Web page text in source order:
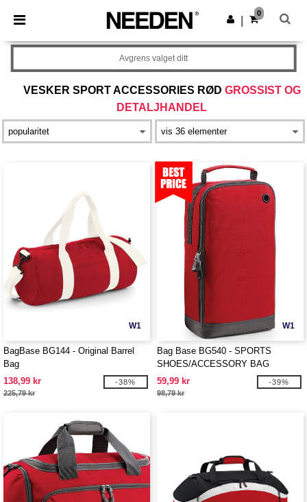
× Needen-app
Bedre priser i appen!
Last ned app
0
VESKER SPORT ACCESSORIES RØD GROSSIST OG
DETALJHANDEL
Avgrens valget ditt
W1
BagBase BG144 - Original Barrel
Bag
138,99 kr
225,79 kr
-38%
W1
Bag Base BG540 - SPORTS
SHOES/ACCESSORY BAG
59,99 kr
98,79 kr
-39%